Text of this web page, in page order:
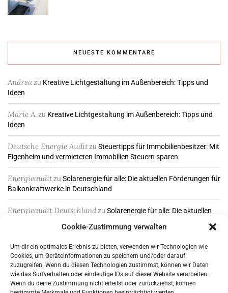
Cookie-Zustimmung verwalten
Um dir ein optimales Erlebnis zu bieten, verwenden wir Technologien wie
Cookies, um Geräteinformationen zu speichern und/oder darauf
zuzugreifen. Wenn du diesen Technologien zustimmst, können wir Daten
wie das Surfverhalten oder eindeutige IDs auf dieser Website verarbeiten.
Wenn du deine Zustimmung nicht erteilst oder zurückziehst, können
NEUESTE KOMMENTARE
Andreazu Kreative Lichtgestaltung im Außenbereich: Tipps und
Ideen
Marie A.zu Kreative Lichtgestaltung im Außenbereich: Tipps und
Ideen
Deutsche Energie Auditzu Steuertipps für Immobilienbesitzer: Mit
Eigenheim und vermieteten Immobilien Steuern sparen
Energieauditzu Solarenergie für alle: Die aktuellen Förderungen für
Balkonkraftwerke in Deutschland
Energieaudit Deutschlandzu Solarenergie für alle: Die aktuellen
ABONNIEREN & FOLGEN